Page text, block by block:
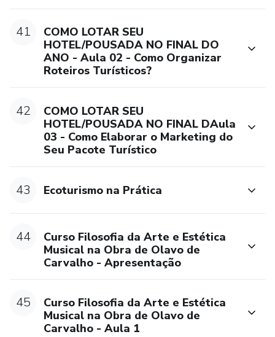
41
COMO LOTAR SEU
HOTEL/POUSADA NO FINAL DO
ANO - Aula 02 - Como Organizar
Roteiros Turísticos?
42
COMO LOTAR SEU
HOTEL/POUSADA NO FINAL DAula
03 - Como Elaborar o Marketing do
Seu Pacote Turístico
43 Ecoturismo na Prática
44
Curso Filosofia da Arte e Estética
Musical na Obra de Olavo de
Carvalho - Apresentação
45
Curso Filosofia da Arte e Estética
Musical na Obra de Olavo de
Carvalho - Aula 1